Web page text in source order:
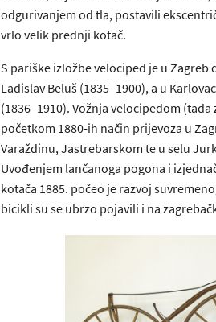
odgurivanjem od tla, postavili
vrlo velik prednji kotač.
S pariške izložbe velociped je u
Ladislav Beluš (1835–1900), a u
(1836–1910). Vožnja velocipedom (tada
početkom 1880-ih način prijevoza u
Varaždinu, Jastrebarskom te u selu
Uvođenjem lančanoga pogona i
kotača 1885. počeo je razvoj
bicikli su se ubrzo pojavili i na